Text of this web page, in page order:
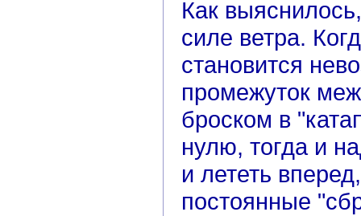
Как
силе ветра.
становится
промежуток
броском в
нулю, тогда и
и лететь
постоянные